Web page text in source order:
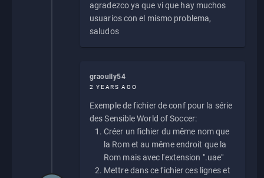
agradezco ya que vi que hay muchos
usuarios con el mismo problema,
saludos
graoully54
2 YEARS AGO
Exemple de fichier de conf pour la série
des Sensible World of Soccer:
Créer un fichier du même nom que
la Rom et au même endroit que la
Rom mais avec l'extension ".uae"
Mettre dans ce fichier ces lignes et